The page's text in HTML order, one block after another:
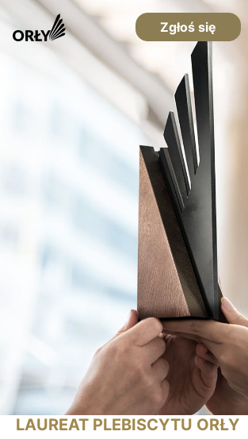
Zgłoś się
LAUREAT PLEBISCYTU ORŁY